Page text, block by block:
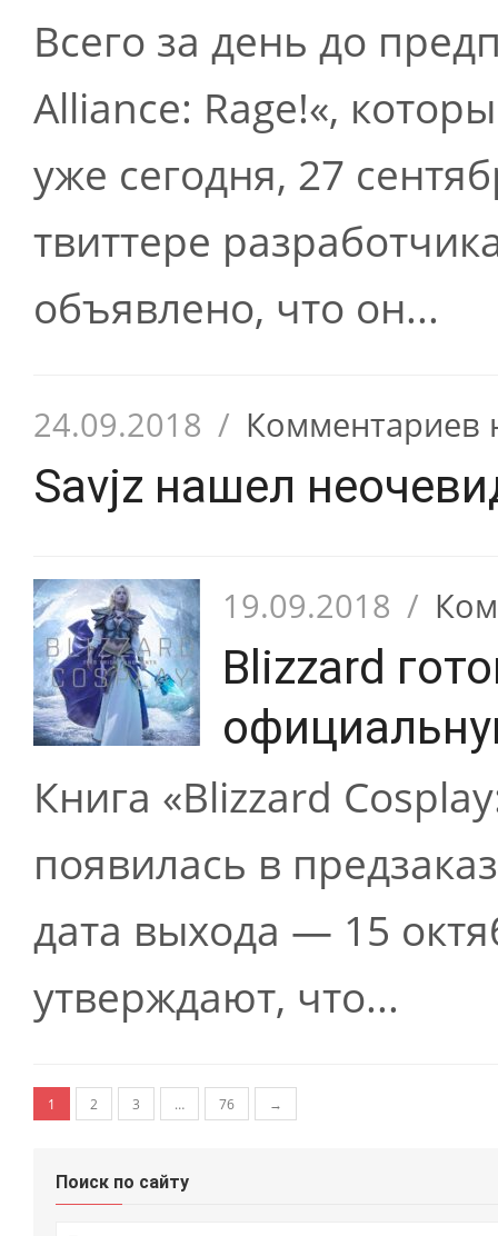
Всего за день до
Alliance: Rage!«,
уже сегодня, 27
твиттере
объявлено, что он...
24.09.2018 / Комментариев
Savjz нашел
19.09.2018 /
Blizzard
Книга «Blizzard
появилась в
дата выхода — 15
утверждают, что...
Навигация по записям
1 2 3 … 76 →
Поиск по сайту